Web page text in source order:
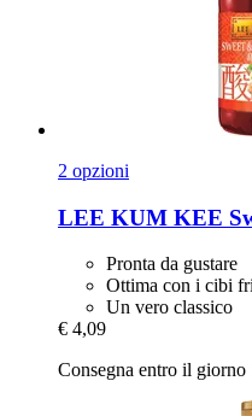
2 opzioni
LEE KUM KEE
Pronta da gustare
Ottima con i cibi
Un vero classico
€ 4,09
Consegna entro il giorno